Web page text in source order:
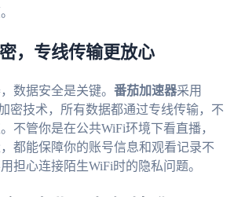
，专线传输更放心
数据安全是关键。 番茄加速器采用
密技术，所有数据都通过专线传输，不
不管你是在公共WiFi环境下看直播，
都能保障你的账号信息和观看记录不
心连接陌生WiFi时的隐私问题。